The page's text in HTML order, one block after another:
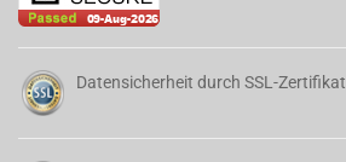
Datensicherheit durch SSL-Zertifikat